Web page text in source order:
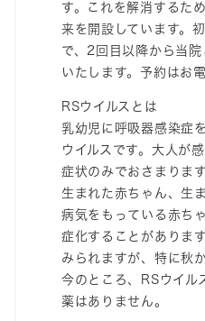
す。これを解消するた
来を開設しています。
で、2回目以降から当
いたします。予約はお
RSウイルスとは
乳幼児に呼吸器感染症
ウイルスです。大人が
症状のみでおさまりま
生まれた赤ちゃん、生
病気をもっている赤ち
症化することがありま
みられますが、特に秋
今のところ、RSウイル
薬はありません。